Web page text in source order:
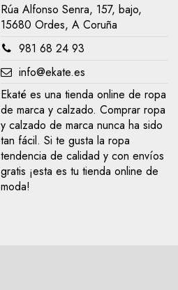
Rúa Alfonso Senra, 157, bajo,
15680 Ordes, A Coruña
981 68 24 93
info@ekate.es
Ekaté es una tienda online de ropa
de marca y calzado. Comprar ropa
y calzado de marca nunca ha sido
tan fácil. Si te gusta la ropa
tendencia de calidad y con envíos
gratis ¡esta es tu tienda online de
moda!